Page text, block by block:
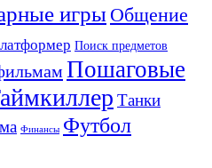
игры Общение
Поиск предметов
Пошаговые
Танки
Финансы Футбол